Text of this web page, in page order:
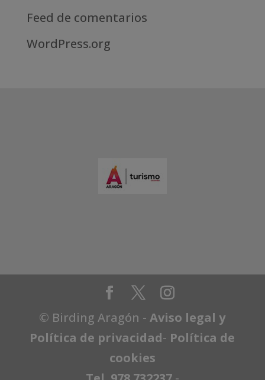
Feed de comentarios
WordPress.org
© Birding Aragón -Aviso legal y
Política de privacidad- Política de
cookies